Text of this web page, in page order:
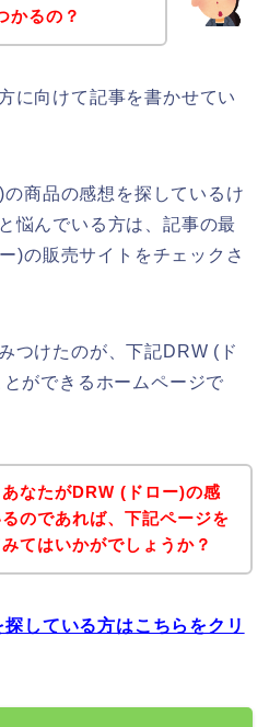
かるの？
に向けて記事を書かせてい
商品の感想を探しているけ
悩んでいる方は、記事の最
)の販売サイトをチェックさ
つけたのが、下記DRW (ド
ができるホームページで
なたがDRW (ドロー)の感
のであれば、下記ページを
てはいかがでしょうか？
している方はこちらをクリ